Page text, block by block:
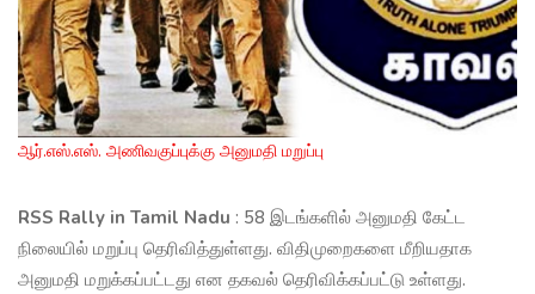
ஆர்.எஸ்.எஸ். அணிவகுப்புக்கு அனுமதி மறுப்பு
RSS Rally in Tamil Nadu : 58 இடங்களில் அனுமதி கேட்ட
நிலையில் மறுப்பு தெரிவித்துள்ளது. விதிமுறைகளை மீறியதாக
அனுமதி மறுக்கப்பட்டது என தகவல் தெரிவிக்கப்பட்டு உள்ளது.